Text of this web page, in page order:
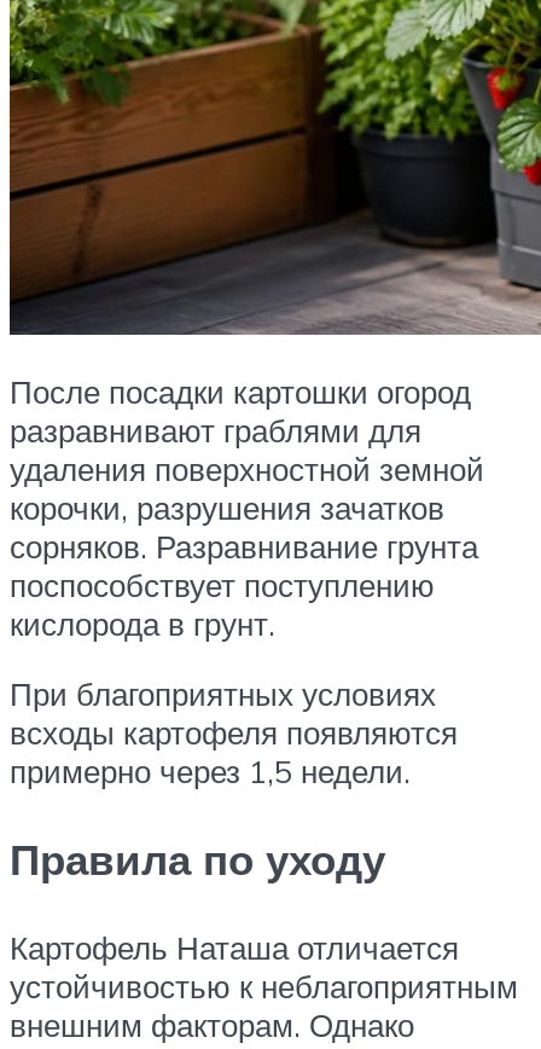
После посадки картошки огород
разравнивают граблями для
удаления поверхностной земной
корочки, разрушения зачатков
сорняков. Разравнивание грунта
поспособствует поступлению
кислорода в грунт.
При благоприятных условиях
всходы картофеля появляются
примерно через 1,5 недели.
Правила по уходу
Картофель Наташа отличается
устойчивостью к неблагоприятным
внешним факторам. Однако